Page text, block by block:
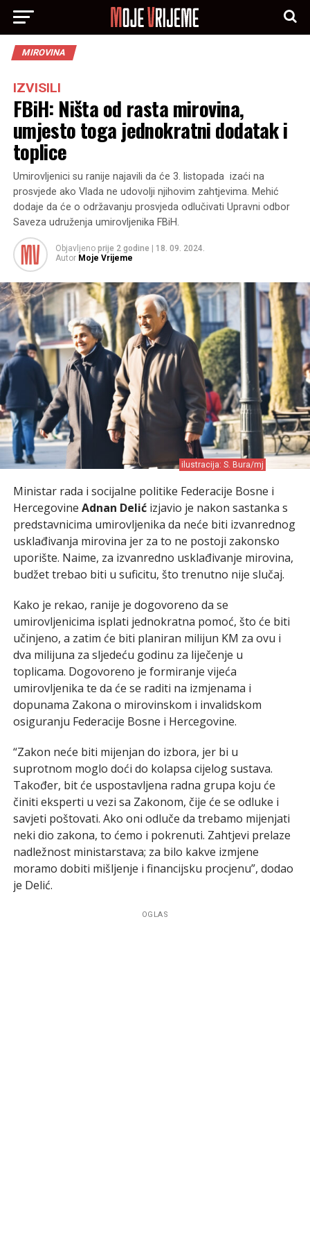
MIROVINA
IZVISILI
FBiH: Ništa od rasta mirovina,
umjesto toga jednokratni dodatak i
toplice
Umirovljenici su ranije najavili da će 3. listopada izaći na
prosvjede ako Vlada ne udovolji njihovim zahtjevima. Mehić
dodaje da će o održavanju prosvjeda odlučivati Upravni odbor
Saveza udruženja umirovljenika FBiH.
Objavljeno prije 2 godine
18. 09. 2024.
Autor Moje Vrijeme
ilustracija: S. Bura/mj
Ministar rada i socijalne politike Federacije Bosne i
Hercegovine Adnan Delićizjavio je nakon sastanka s
predstavnicima umirovljenika da neće biti izvanrednog
usklađivanja mirovina jer za to ne postoji zakonsko
uporište. Naime, za izvanredno usklađivanje mirovina,
budžet trebao biti u suficitu, što trenutno nije slučaj.
Kako je rekao, ranije je dogovoreno da se
umirovljenicima isplati jednokratna pomoć, što će biti
učinjeno, a zatim će biti planiran milijun KM za ovu i
dva milijuna za sljedeću godinu za liječenje u
toplicama. Dogovoreno je formiranje vijeća
umirovljenika te da će se raditi na izmjenama i
dopunama Zakona o mirovinskom i invalidskom
osiguranju Federacije Bosne i Hercegovine.
“Zakon neće biti mijenjan do izbora, jer bi u
suprotnom moglo doći do kolapsa cijelog sustava.
Također, bit će uspostavljena radna grupa koju će
činiti eksperti u vezi sa Zakonom, čije će se odluke i
savjeti poštovati. Ako oni odluče da trebamo mijenjati
neki dio zakona, to ćemo i pokrenuti. Zahtjevi prelaze
nadležnost ministarstava; za bilo kakve izmjene
moramo dobiti mišljenje i financijsku procjenu”, dodao
je Delić.
OGLAS